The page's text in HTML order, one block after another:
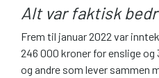
Alt var faktisk
Frem til januar 2022 var
246 000 kroner for enslige
og andre som lever sammen